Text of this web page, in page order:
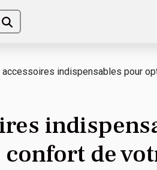
accessoires indispensables pour
de